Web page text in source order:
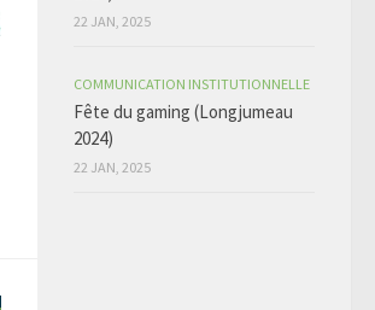
22 JAN, 2025
COMMUNICATION INSTITUTIONNELLE
Fête du gaming (Longjumeau
2024)
22 JAN, 2025